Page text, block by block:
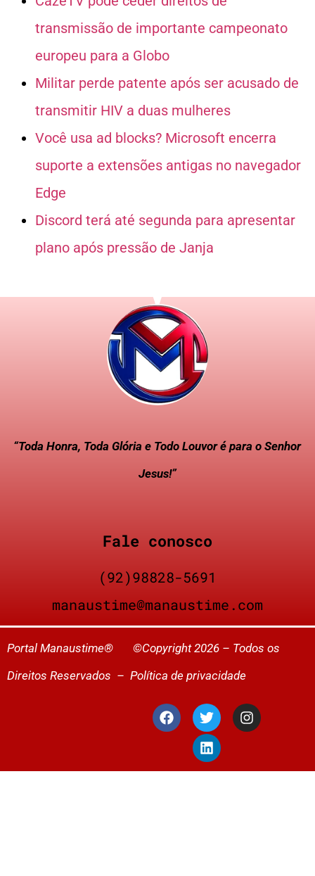
transmissão de importante campeonato
europeu para a Globo
Militar perde patente após ser acusado de
transmitir HIV a duas mulheres
Você usa ad blocks? Microsoft encerra
suporte a extensões antigas no navegador
Edge
Discord terá até segunda para apresentar
plano após pressão de Janja
“Toda Honra, Toda Glória e Todo Louvor é para o Senhor
Jesus!”
Fale conosco
(92)98828-5691
manaustime@manaustime.com
Portal Manaustime® ©Copyright 2026 – Todos os
Direitos Reservados – Política de privacidade